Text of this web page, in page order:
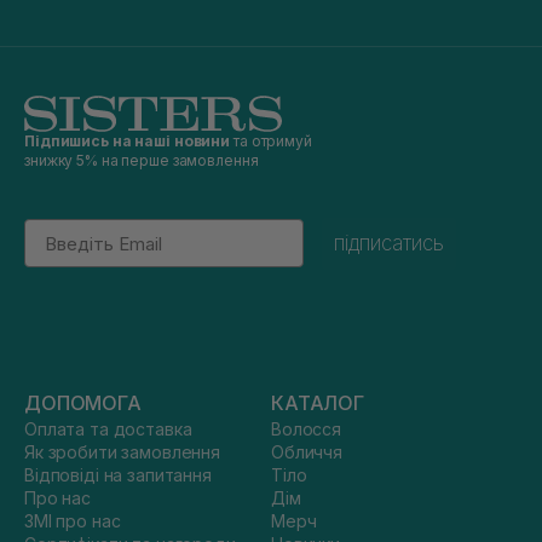
Підпишись на наші новини та отримуй
знижку 5% на перше замовлення
Email
підписатись
ДОПОМОГА
Оплата та доставка
Як зробити замовлення
Відповіді на запитання
Про нас
ЗМІ про нас
КАТАЛОГ
Волосся
Обличчя
Тіло
Дім
Мерч